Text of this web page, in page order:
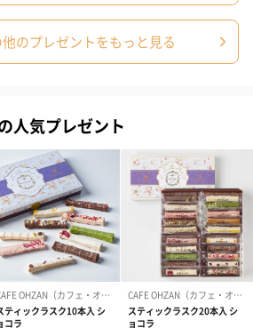
のプレゼントをもっと見る
人気プレゼント